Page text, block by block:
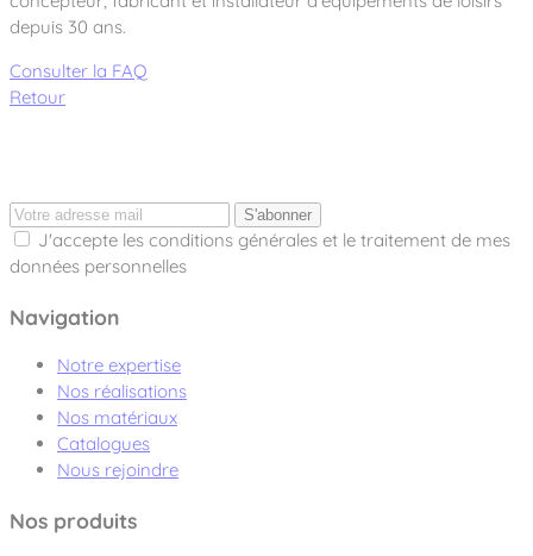
depuis 30 ans.
Consulter la FAQ
Retour
S'abonner
J'accepte les conditions générales et le traitement de mes
données personnelles
Navigation
Notre expertise
Nos réalisations
Nos matériaux
Catalogues
Nous rejoindre
Nos produits